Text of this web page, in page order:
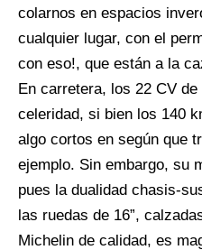
colarnos en espacios
cualquier lugar, con el
con eso!, que están a la
En carretera, los 22 CV
celeridad, si bien los 140
algo cortos en según que
ejemplo. Sin embargo, su
pues la dualidad chasis-
las ruedas de 16”,
Michelin de calidad, es